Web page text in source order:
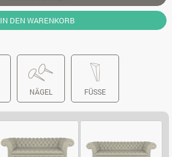
IN DEN WARENKORB
NÄGEL FÜSSE